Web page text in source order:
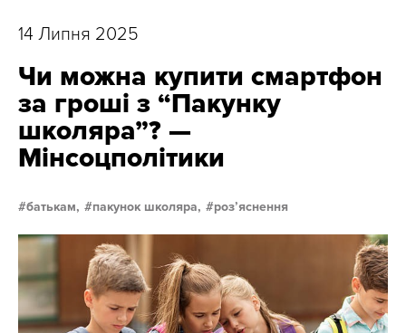
14 Липня 2025
Чи можна купити смартфон
за гроші з “Пакунку
школяра”? —
Мінсоцполітики
батькам, пакунок школяра, розʼяснення